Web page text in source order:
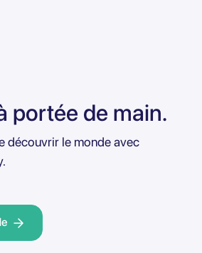
portée de main.
découvrir le monde avec